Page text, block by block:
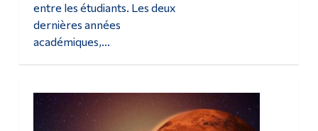
entre les étudiants. Les deux
dernières années
académiques,...